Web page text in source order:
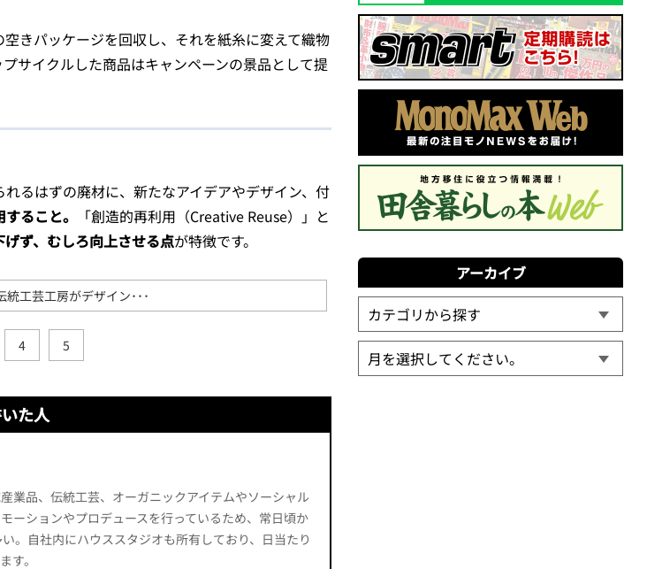
きパッケージを回収し、それを紙糸に変えて織物
サイクルした商品はキャンペーンの景品として提
るはずの廃材に、新たなアイデアやデザイン、付
ること。
「創造的再利用（Creative Reuse）」と
ず、むしろ向上させる点が特徴です。
工芸工房がデザイン･･･
4 5
た人
業品、伝統工芸、オーガニックアイテムやソーシャル
ーションやプロデュースを行っているため、常日頃か
。自社内にハウススタジオも所有しており、日当たり
す。
アーカイブ